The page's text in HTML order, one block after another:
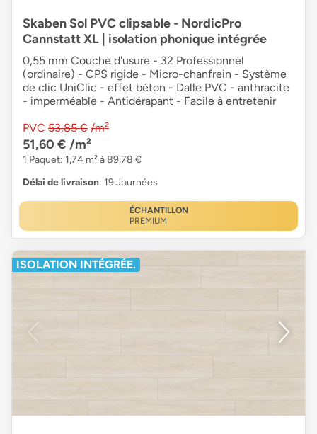
Skaben Sol PVC clipsable - NordicPro
Cannstatt XL | isolation phonique intégrée
0,55 mm Couche d'usure - 32 Professionnel
(ordinaire) - CPS rigide - Micro-chanfrein - Système
de clic UniClic - effet béton - Dalle PVC - anthracite
- imperméable - Antidérapant - Facile à entretenir
PVC 53,85 € /m²
51,60 € /m²
1 Paquet: 1,74 m² à 89,78 €
Délai de livraison: 19 Journées
ÉCHANTILLON
PREMIUM
ISOLATION INTÉGRÉE.